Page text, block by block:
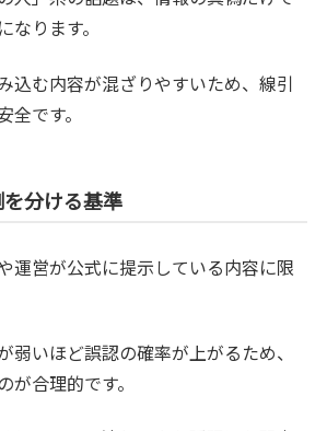
ります。
込む内容が混ざりやすいため、線引
全です。
分ける基準
運営が公式に提示している内容に限
弱いほど誤認の確率が上がるため、
合理的です。